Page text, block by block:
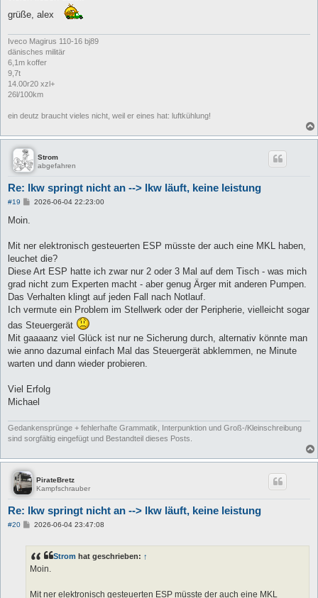
grüße, alex
Iveco Magirus 110-16 bj89
dänisches militär
6,1m koffer
9,7t
14.00r20 xzl+
26l/100km
ein deutz braucht vieles nicht, weil er eines hat: luftkühlung!
Strom
abgefahren
Re: lkw springt nicht an --> lkw läuft, keine leistung
#19
B
a
2026-06-04 22:23:00
Moin.
Mit ner elektronisch gesteuerten ESP müsste der auch eine MKL haben,
leuchet die?
Diese Art ESP hatte ich zwar nur 2 oder 3 Mal auf dem Tisch - was mich
grad nicht zum Experten macht - aber genug Ärger mit anderen Pumpen.
Das Verhalten klingt auf jeden Fall nach Notlauf.
Ich vermute ein Problem im Stellwerk oder der Peripherie, vielleicht sogar
das Steuergerät
Mit gaaaanz viel Glück ist nur ne Sicherung durch, alternativ könnte man
wie anno dazumal einfach Mal das Steuergerät abklemmen, ne Minute
warten und dann wieder probieren.
Viel Erfolg
Michael
Gedankensprünge + fehlerhafte Grammatik, Interpunktion und Groß-/Kleinschreibung
sind sorgfältig eingefügt und Bestandteil dieses Posts.
PirateBretz
Kampfschrauber
Re: lkw springt nicht an --> lkw läuft, keine leistung
#20
B
r
a
2026-06-04 23:47:08
Strom hat geschrieben: ↑
Moin.
Mit ner elektronisch gesteuerten ESP müsste der auch eine MKL